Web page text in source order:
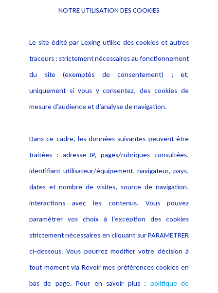
Alerte professionnelle
Déclaration d'accessibilité
Notice Légale
Politique de protection des
données
Publications
NOTRE UTILISATION DES COOKIES
Le site édité par Lexing utilise des cookies et autres
traceurs : strictement nécessaires au fonctionnement
du site (exemptés de consentement) ; et,
uniquement si vous y consentez, des cookies de
mesure d’audience et d’analyse de navigation.
Dans ce cadre, les données suivantes peuvent être
traitées : adresse IP, pages/rubriques consultées,
identifiant utilisateur/équipement, navigateur, pays,
dates et nombre de visites, source de navigation,
interactions avec les contenus. Vous pouvez
paramétrer vos choix à l’exception des cookies
strictement nécessaires en cliquant sur PARAMETRER
ci-dessous. Vous pourrez modifier votre décision à
tout moment via Revoir mes préférences cookies en
bas de page. Pour en savoir plus : politique de